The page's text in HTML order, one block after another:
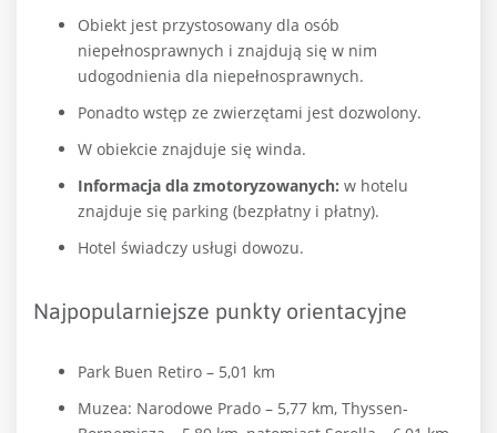
Obiekt jest przystosowany dla osób
niepełnosprawnych i znajdują się w nim
udogodnienia dla niepełnosprawnych.
Ponadto wstęp ze zwierzętami jest dozwolony.
W obiekcie znajduje się winda.
Informacja dla zmotoryzowanych: w hotelu
znajduje się parking (bezpłatny i płatny).
Hotel świadczy usługi dowozu.
Najpopularniejsze punkty orientacyjne
Park Buen Retiro – 5,01 km
Muzea: Narodowe Prado – 5,77 km, Thyssen-